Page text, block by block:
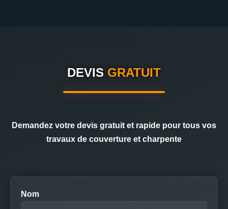
DEVIS GRATUIT
Demandez votre devis gratuit et rapide pour tous vos
travaux de couverture et charpente
Nom